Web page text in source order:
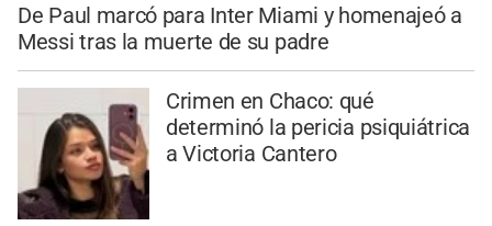
De Paul marcó para Inter Miami y homenajeó a
Messi tras la muerte de su padre
Crimen en Chaco: qué
determinó la pericia psiquiátrica
a Victoria Cantero